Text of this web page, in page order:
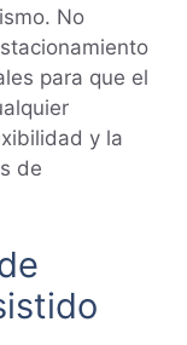
No
para que el
y la
de